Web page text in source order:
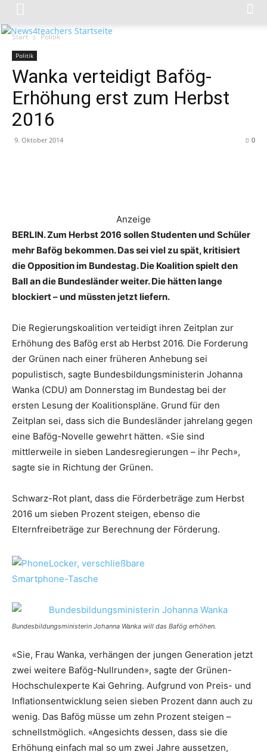
Start Politik
Politik
Wanka verteidigt Bafög-
Erhöhung erst zum Herbst
2016
9. Oktober 2014 0
Anzeige
BERLIN. Zum Herbst 2016 sollen Studenten und Schüler
mehr Bafög bekommen. Das sei viel zu spät, kritisiert
die Opposition im Bundestag. Die Koalition spielt den
Ball an die Bundesländer weiter. Die hätten lange
blockiert – und müssten jetzt liefern.
Die Regierungskoalition verteidigt ihren Zeitplan zur
Erhöhung des Bafög erst ab Herbst 2016. Die Forderung
der Grünen nach einer früheren Anhebung sei
populistisch, sagte Bundesbildungsministerin Johanna
Wanka (CDU) am Donnerstag im Bundestag bei der
ersten Lesung der Koalitionspläne. Grund für den
Zeitplan sei, dass sich die Bundesländer jahrelang gegen
eine Bafög-Novelle gewehrt hätten. «Sie sind
mittlerweile in sieben Landesregierungen – ihr Pech»,
sagte sie in Richtung der Grünen.
Schwarz-Rot plant, dass die Förderbeträge zum Herbst
2016 um sieben Prozent steigen, ebenso die
Elternfreibeträge zur Berechnung der Förderung.
Bundesbildungsministerin Johanna Wanka will das Bafög erhöhen.
«Sie, Frau Wanka, verhängen der jungen Generation jetzt
zwei weitere Bafög-Nullrunden», sagte der Grünen-
Hochschulexperte Kai Gehring. Aufgrund von Preis- und
Inflationsentwicklung seien sieben Prozent dann auch zu
wenig. Das Bafög müsse um zehn Prozent steigen –
schnellstmöglich. «Angesichts dessen, dass sie die
Erhöhung einfach mal so um zwei Jahre aussetzen,